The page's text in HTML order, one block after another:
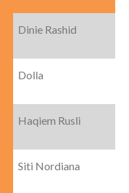
Dinie Rashid
Dolla
Haqiem Rusli
Siti Nordiana